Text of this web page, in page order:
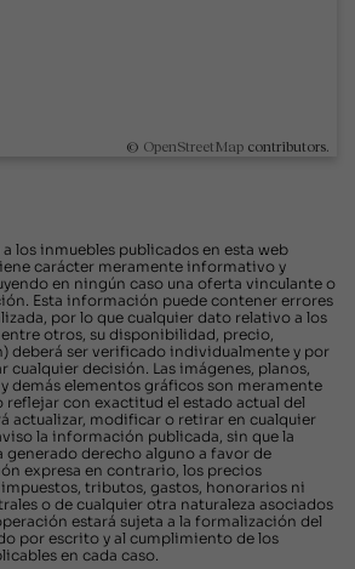
© OpenStreetMap contributors.
los inmuebles publicados en esta web
carácter meramente informativo y
en ningún caso una oferta vinculante o
Esta información puede contener errores
por lo que cualquier dato relativo a los
otros, su disponibilidad, precio,
deberá ser verificado individualmente y por
cualquier decisión. Las imágenes, planos,
demás elementos gráficos son meramente
reflejar con exactitud el estado actual del
actualizar, modificar o retirar en cualquier
la información publicada, sin que la
generado derecho alguno a favor de
expresa en contrario, los precios
tributos, gastos, honorarios ni
o de cualquier otra naturaleza asociados
estará sujeta a la formalización del
por escrito y al cumplimiento de los
en cada caso.